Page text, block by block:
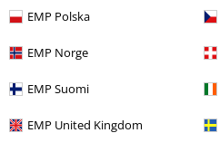
EMP Polska
EMP Norge
EMP Suomi
EMP United Kingdom
%